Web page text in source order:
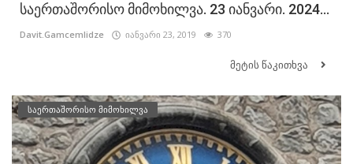
საერთაშორისო მიმოხილვა. 23 იანვარი. 2024...
Davit.Gamcemlidze იანვარი 23, 2019 370
მეტის წაკითხვა
საერთაშორისო მიმოხილვა